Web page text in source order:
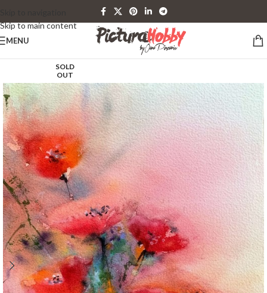
Skip to main content
MENU
SOLD
OUT